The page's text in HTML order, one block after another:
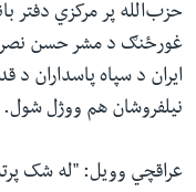
حز‌‌ب‌الله پر مرکزي دفتر
غورځنګ د مشر حسن
ایران د سپاه پاسداران
نیلفروشان هم ووژل شول.
عراقچي وویل:‌ "له شک